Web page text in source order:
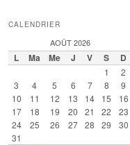
CALENDRIER
AOÛT 2026
L Ma Me J V S D
1
2
3
4 5 6 7 8
9
10
11 12 13 14 15
16
17
18 19 20 21 22
23
24
25 26 27 28 29
30
31